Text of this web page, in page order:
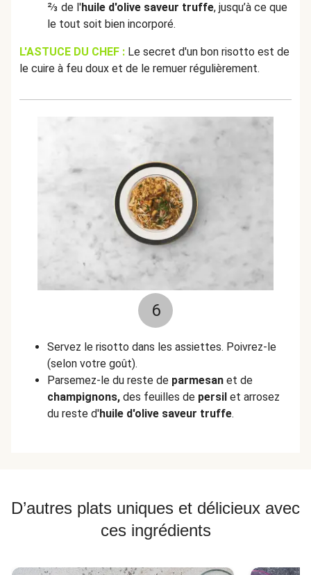
⅔ de l'huile d'olive saveur truffe, jusqu’à ce que
le tout soit bien incorporé.
L'ASTUCE DU CHEF : Le secret d'un bon risotto est de
le cuire à feu doux et de le remuer régulièrement.
6
Servez le risotto dans les assiettes. Poivrez-le
(selon votre goût).
Parsemez-le du reste de parmesan et de
champignons, des feuilles de persil et arrosez
du reste d'huile d'olive saveur truffe.
D’autres plats uniques et délicieux avec
ces ingrédients